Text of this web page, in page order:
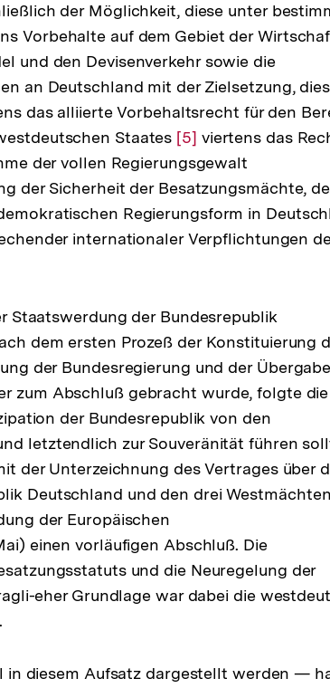
der Möglichkeit, diese unter
Vorbehalte auf dem Gebiet der
und den Devisenverkehr sowie die
an Deutschland mit der Zielsetzung,
das alliierte Vorbehaltsrecht für den
Staates Zur
Auflösung
der
Fußnote
[5] viertens das
der vollen Regierungsgewalt
der Sicherheit der Besatzungsmächte,
Regierungsform in
internationaler Verpflichtungen
Staatswerdung der Bundesrepublik
dem ersten Prozeß der Konstituierung
der Bundesregierung und der
zum Abschluß gebracht wurde, folgte die
der Bundesrepublik von den
letztendlich zur Souveränität führen
der Unterzeichnung des Vertrages über
Deutschland und den drei
der Europäischen
einen vorläufigen Abschluß. Die
und die Neuregelung der
eher Grundlage war dabei die
in diesem Aufsatz dargestellt werden —